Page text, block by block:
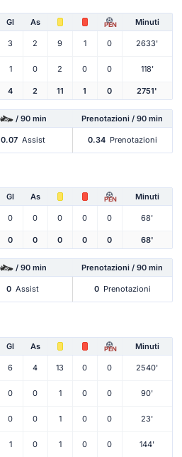
Gl As PEN Minuti
3 2 9 1 0 2633'
1 0 2 0 0 118'
4 2 11 1 0 2751'
/ 90 min Prenotazioni / 90 min
0.07 Assist 0.34 Prenotazioni
Gl As PEN Minuti
0 0 0 0 0 68'
0 0 0 0 0 68'
/ 90 min Prenotazioni / 90 min
0 Assist 0 Prenotazioni
Gl As PEN Minuti
6 4 13 0 0 2540'
0 0 1 0 0 90'
0 0 1 0 0 23'
1 0 1 0 0 144'